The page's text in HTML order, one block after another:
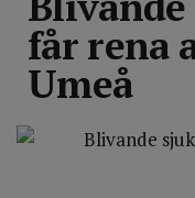
får rena
Umeå